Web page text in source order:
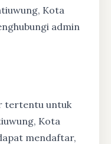
Kota
admin
tertentu untuk
Kota
mendaftar,